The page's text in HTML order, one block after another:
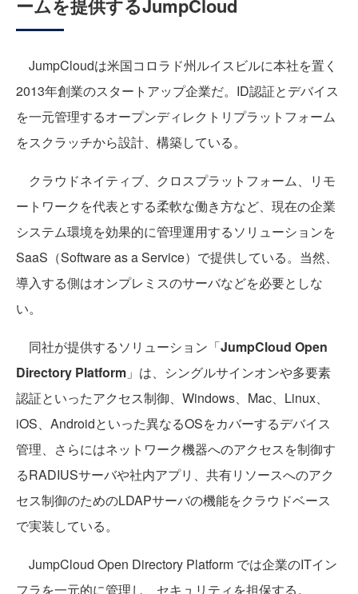
ームを提供するJumpCloud
JumpCloudは米国コロラド州ルイスビルに本社を置く
2013年創業のスタートアップ企業だ。ID認証とデバイス
を一元管理するオープンディレクトリプラットフォーム
をスクラッチから設計、構築している。
クラウドネイティブ、クロスプラットフォーム、リモ
ートワークを代表とする柔軟な働き方など、現在の企業
システム環境を効果的に管理運用するソリューションを
SaaS（Software as a Service）で提供している。当然、
導入する側はオンプレミスのサーバなどを必要としな
い。
同社が提供するソリューション「JumpCloud Open
Directory Platform 」は、シングルサインオンや多要素
認証といったアクセス制御、Windows、Mac、Linux、
iOS、Androidといった異なるOSをカバーするデバイス
管理、さらにはネットワーク機器へのアクセスを制御す
るRADIUSサーバや社内アプリ、共有リソースへのアク
セス制御のためのLDAPサーバの機能をクラウドベース
で実装している。
JumpCloud Open Directory Platform では企業のITイン
フラを一元的に管理し、セキュリティを担保する。